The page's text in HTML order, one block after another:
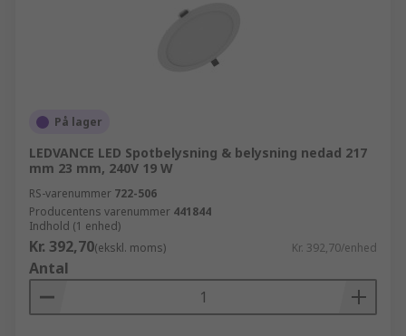
På lager
LEDVANCE LED Spotbelysning & belysning nedad 217
mm 23 mm, 240V 19 W
RS-varenummer 722-506
Producentens varenummer 441844
Indhold (1 enhed)
Kr. 392,70(ekskl. moms) Kr. 392,70/enhed
Antal